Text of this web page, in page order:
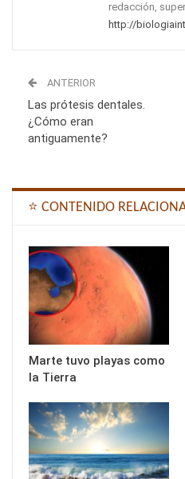
redacción,
http://
ANTERIOR
Las prótesis dentales.
¿Cómo eran
antiguamente?
⭐ CONTENIDO
Marte tuvo playas como
la Tierra